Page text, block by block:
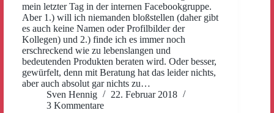
mein letzter Tag in der internen Facebookgruppe.
Aber 1.) will ich niemanden bloßstellen (daher gibt
es auch keine Namen oder Profilbilder der
Kollegen) und 2.) finde ich es immer noch
erschreckend wie zu lebenslangen und
bedeutenden Produkten beraten wird. Oder besser,
gewürfelt, denn mit Beratung hat das leider nichts,
aber auch absolut gar nichts zu…
Sven Hennig
22. Februar 2018
3 Kommentare